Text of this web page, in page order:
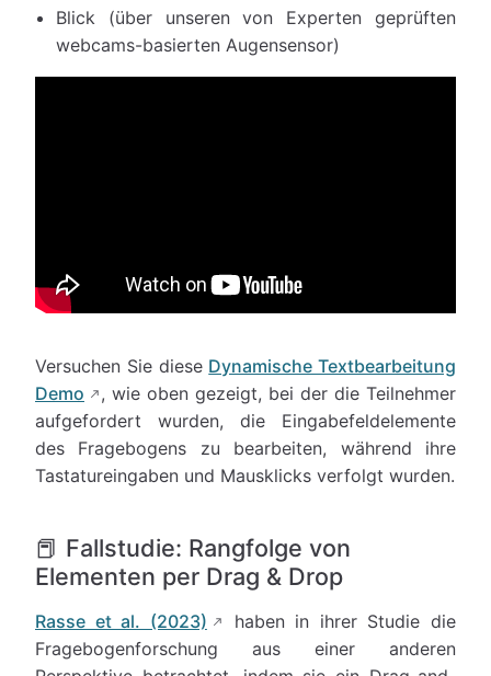
Blick (über unseren von Experten geprüften
webcams-basierten Augensensor)
Versuchen Sie diese Dynamische Textbearbeitung
Demo
, wie oben gezeigt, bei der die Teilnehmer
aufgefordert wurden, die Eingabefeldelemente
des Fragebogens zu bearbeiten, während ihre
Tastatureingaben und Mausklicks verfolgt wurden.
📕 Fallstudie: Rangfolge von
Elementen per Drag & Drop
Rasse et al. (2023)
haben in ihrer Studie die
Fragebogenforschung aus einer anderen